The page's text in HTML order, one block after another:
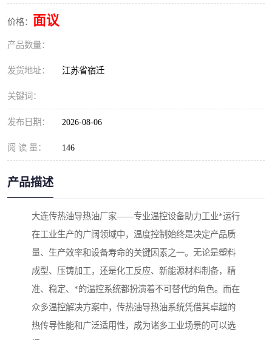
价格： 面议
产品数量：
发货地址： 江苏省宿迁
关键词：
发布日期： 2026-08-06
阅 读 量： 146
产品描述
大连传热油导热油厂家——专业温控设备助力工业*运行
在工业生产的广阔领域中，温度控制始终是决定产品质
量、生产效率和设备寿命的关键因素之一。无论是塑料
成型、压铸加工，还是化工反应、新能源材料制备，精
准、稳定、*的温控系统都扮演着不可替代的角色。而在
众多温控解决方案中，传热油导热油系统凭借其卓越的
热传导性能和广泛适用性，成为诸多工业场景的可以选